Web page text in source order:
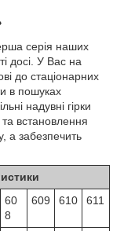
серія наших
досі. У Вас на
до стаціонарних
в пошуках
надувні гірки
встановлення
а забезпечить
60
8
609 610 611